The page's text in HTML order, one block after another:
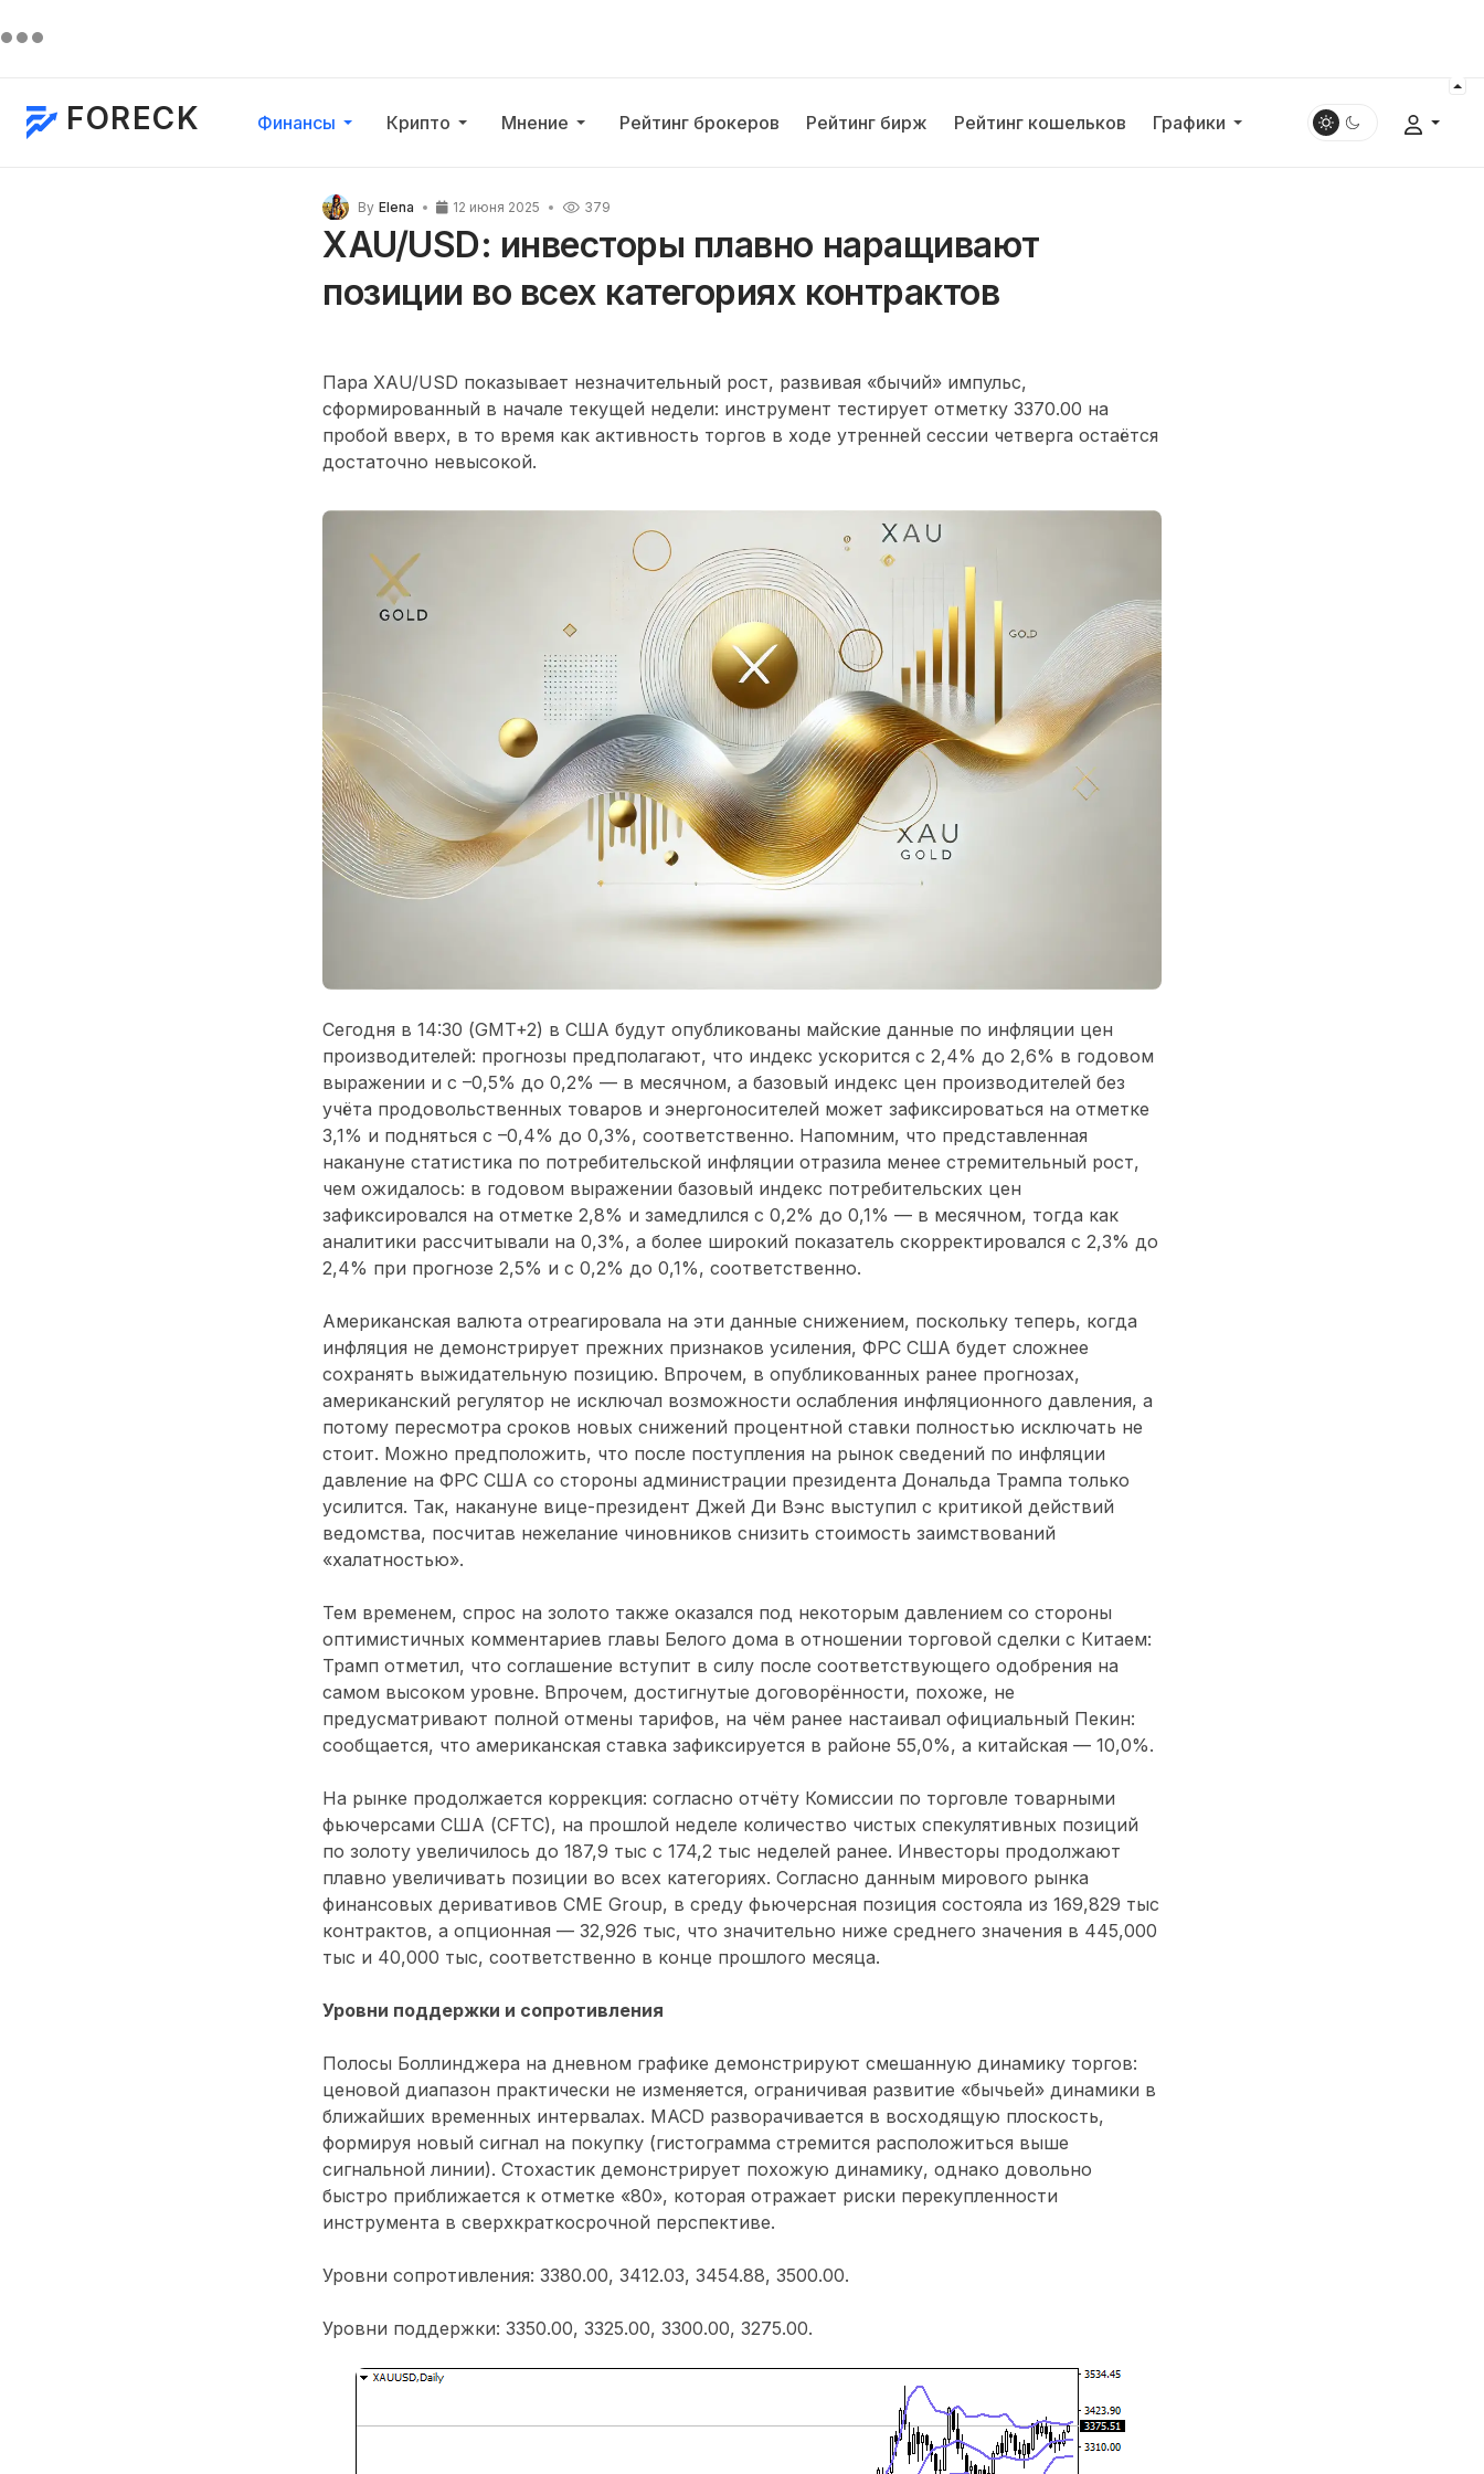
FORECK Финансы Крипто Мнение Рейтинг брокеров Рейтинг бирж Рейтинг кошельков Графики
By Elena 12 июня 2025 379
XAU/USD: инвесторы плавно наращивают
позиции во всех категориях контрактов
Пара XAU/USD показывает незначительный рост, развивая «бычий» импульс,
сформированный в начале текущей недели: инструмент тестирует отметку 3370.00 на
пробой вверх, в то время как активность торгов в ходе утренней сессии четверга остаётся
достаточно невысокой.
Сегодня в 14:30 (GMT+2) в США будут опубликованы майские данные по инфляции цен
производителей: прогнозы предполагают, что индекс ускорится с 2,4% до 2,6% в годовом
выражении и с –0,5% до 0,2% — в месячном, а базовый индекс цен производителей без
учёта продовольственных товаров и энергоносителей может зафиксироваться на отметке
3,1% и подняться с –0,4% до 0,3%, соответственно. Напомним, что представленная
накануне статистика по потребительской инфляции отразила менее стремительный рост,
чем ожидалось: в годовом выражении базовый индекс потребительских цен
зафиксировался на отметке 2,8% и замедлился с 0,2% до 0,1% — в месячном, тогда как
аналитики рассчитывали на 0,3%, а более широкий показатель скорректировался с 2,3% до
2,4% при прогнозе 2,5% и с 0,2% до 0,1%, соответственно.
Американская валюта отреагировала на эти данные снижением, поскольку теперь, когда
инфляция не демонстрирует прежних признаков усиления, ФРС США будет сложнее
сохранять выжидательную позицию. Впрочем, в опубликованных ранее прогнозах,
американский регулятор не исключал возможности ослабления инфляционного давления, а
потому пересмотра сроков новых снижений процентной ставки полностью исключать не
стоит. Можно предположить, что после поступления на рынок сведений по инфляции
давление на ФРС США со стороны администрации президента Дональда Трампа только
усилится. Так, накануне вице-президент Джей Ди Вэнс выступил с критикой действий
ведомства, посчитав нежелание чиновников снизить стоимость заимствований
«халатностью».
Тем временем, спрос на золото также оказался под некоторым давлением со стороны
оптимистичных комментариев главы Белого дома в отношении торговой сделки с Китаем:
Трамп отметил, что соглашение вступит в силу после соответствующего одобрения на
самом высоком уровне. Впрочем, достигнутые договорённости, похоже, не
предусматривают полной отмены тарифов, на чём ранее настаивал официальный Пекин:
сообщается, что американская ставка зафиксируется в районе 55,0%, а китайская — 10,0%.
На рынке продолжается коррекция: согласно отчёту Комиссии по торговле товарными
фьючерсами США (CFTC), на прошлой неделе количество чистых спекулятивных позиций
по золоту увеличилось до 187,9 тыс с 174,2 тыс неделей ранее. Инвесторы продолжают
плавно увеличивать позиции во всех категориях. Согласно данным мирового рынка
финансовых деривативов CME Group, в среду фьючерсная позиция состояла из 169,829 тыс
контрактов, а опционная — 32,926 тыс, что значительно ниже среднего значения в 445,000
тыс и 40,000 тыс, соответственно в конце прошлого месяца.
Уровни поддержки и сопротивления
Полосы Боллинджера на дневном графике демонстрируют смешанную динамику торгов:
ценовой диапазон практически не изменяется, ограничивая развитие «бычьей» динамики в
ближайших временных интервалах. MACD разворачивается в восходящую плоскость,
формируя новый сигнал на покупку (гистограмма стремится расположиться выше
сигнальной линии). Стохастик демонстрирует похожую динамику, однако довольно
быстро приближается к отметке «80», которая отражает риски перекупленности
инструмента в сверхкраткосрочной перспективе.
Уровни сопротивления: 3380.00, 3412.03, 3454.88, 3500.00.
Уровни поддержки: 3350.00, 3325.00, 3300.00, 3275.00.